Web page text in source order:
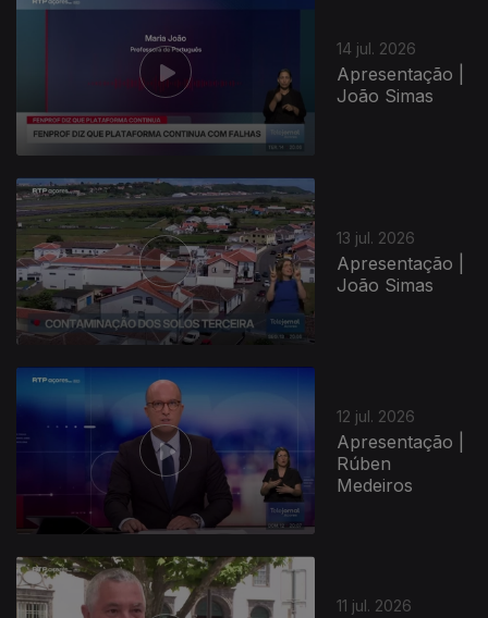
14 jul. 2026
Apresentação |
João Simas
13 jul. 2026
Apresentação |
João Simas
12 jul. 2026
Apresentação |
Rúben
Medeiros
11 jul. 2026